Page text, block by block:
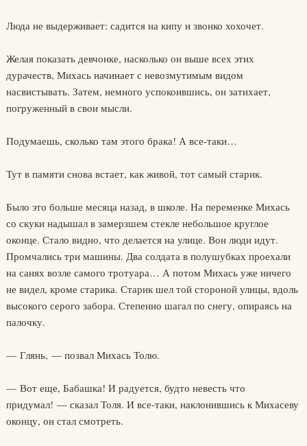
Люда не выдерживает: садится на кипу и звонко хохочет.
Желая показать девчонке, насколько он выше всех этих
дурачеств, Михась начинает с невозмутимым видом
насвистывать. Затем, немного успокоившись, он затихает,
погруженный в свои мысли.
Подумаешь, сколько там этого брака! А все-таки…
Тут в памяти снова встает, как живой, тот самый старик.
Было это больше месяца назад, в школе. На переменке Михась
со скуки надышал в замерзшем стекле небольшое круглое
оконце. Стало видно, что делается на улице. Вон люди идут.
Промчались три машины. Два солдата в полушубках проехали
на санях возле самого тротуара… А потом Михась уже ничего
не видел, кроме старика. Старик шел той стороной улицы, вдоль
высокого серого забора. Степенно шагал по снегу, опираясь на
палочку.
— Глянь, — позвал Михась Толю.
— Вот еще, Бабашка! И радуется, будто невесть что
придумал! — сказал Толя. И все-таки, наклонившись к Михасеву
оконцу, он стал смотреть.